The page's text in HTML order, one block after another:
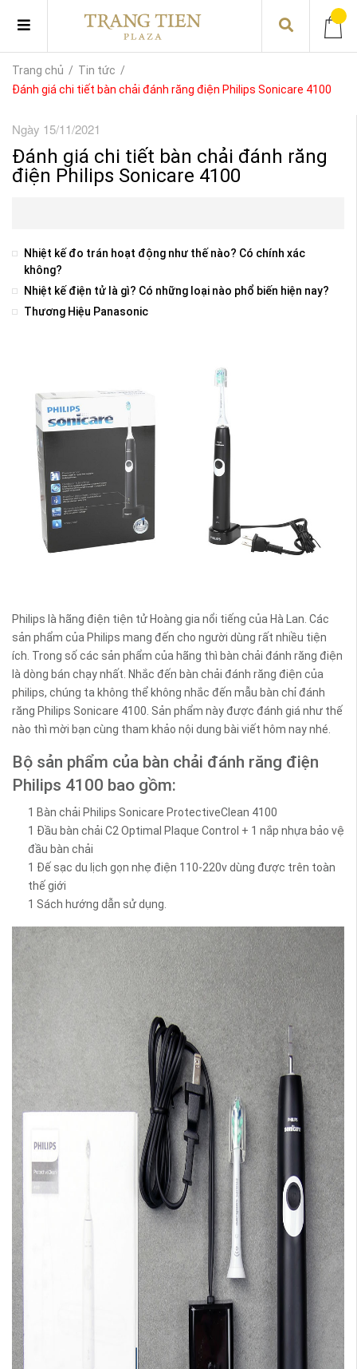
Trang chủ / Tin tức /
Đánh giá chi tiết bàn chải đánh răng điện Philips Sonicare 4100
Ngày 15/11/2021
Đánh giá chi tiết bàn chải đánh răng
điện Philips Sonicare 4100
Nhiệt kế đo trán hoạt động như thế nào? Có chính xác
không?
Nhiệt kế điện tử là gì? Có những loại nào phổ biến hiện nay?
Thương Hiệu Panasonic
Philips là hãng điện tiện tử Hoàng gia nổi tiếng của Hà Lan. Các
sản phẩm của Philips mang đến cho người dùng rất nhiều tiện
ích. Trong số các sản phẩm của hãng thì bàn chải đánh răng điện
là dòng bán chạy nhất. Nhắc đến bàn chải đánh răng điện của
philips, chúng ta không thể không nhắc đến mẫu bàn chỉ đánh
răng Philips Sonicare 4100. Sản phẩm này được đánh giá như thế
nào thì mời bạn cùng tham khảo nội dung bài viết hôm nay nhé.
Bộ sản phẩm của bàn chải đánh răng điện
Philips 4100 bao gồm:
1 Bàn chải Philips Sonicare ProtectiveClean 4100
1 Đầu bàn chải C2 Optimal Plaque Control + 1 nắp nhựa bảo vệ
đầu bàn chải
1 Đế sạc du lịch gọn nhẹ điện 110-220v dùng được trên toàn
thế giới
1 Sách hướng dẫn sử dụng.